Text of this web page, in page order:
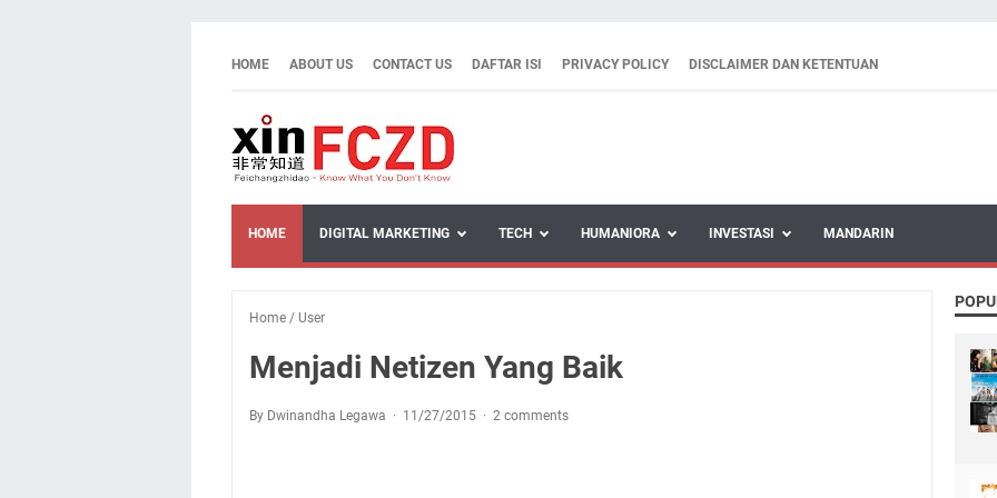
HOME ABOUT US CONTACT US DAFTAR ISI PRIVACY POLICY DISCLAIMER DAN KETENTUAN
HOME DIGITAL MARKETING TECH HUMANIORA INVESTASI MANDARIN
Home / User
Menjadi Netizen Yang Baik
By Dwinandha Legawa 11/27/2015 2 comments